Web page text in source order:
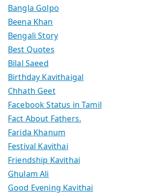
Bangla Golpo
Beena Khan
Bengali Story
Best Quotes
Bilal Saeed
Birthday Kavithaigal
Chhath Geet
Facebook Status in Tamil
Fact About Fathers.
Farida Khanum
Festival Kavithai
Friendship Kavithai
Ghulam Ali
Good Evening Kavithai